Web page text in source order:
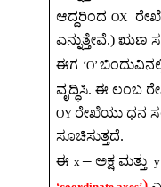
ಆದ್ದರಿಂದ OX
ಎನ್ನುತ್ತೇವೆ.)ಋಣ
ಈಗ ‘O’
ವೃದ್ಧಿಸಿ.ಈ ಲಂಬ
OY ರೇಖೆಯು ಧನ
ಸೂಚಿಸುತ್ತದೆ.
ಈ x– ಅಕ್ಷ ಮತ್ತು